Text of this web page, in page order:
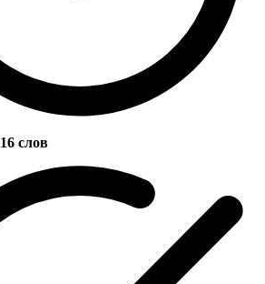
16 слов